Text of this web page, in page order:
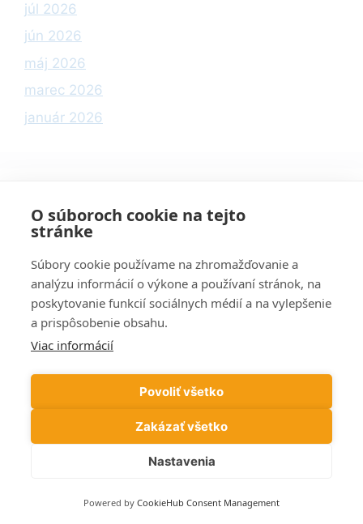
júl 2026
jún 2026
máj 2026
marec 2026
január 2026
Kategórie
Počítače
Podvody
Tipy
© 2026 PC Služba - Blog - Rady, návody, tipy,
O súboroch cookie na tejto
stránke
Súbory cookie používame na zhromažďovanie a
analýzu informácií o výkone a používaní stránok, na
poskytovanie funkcií sociálnych médií a na vylepšenie
a prispôsobenie obsahu.
Viac informácií
Povoliť všetko
Zakázať všetko
Nastavenia
Powered by CookieHub Consent Management